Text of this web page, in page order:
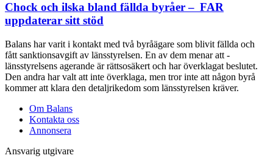
Chock och ilska bland fällda byråer – FAR
uppdaterar sitt stöd
Balans har varit i kontakt med två byråägare som blivit fällda och
fått sanktionsavgift av länsstyrelsen. En av dem menar att ­
länsstyrelsens agerande är rättsosäkert och har överklagat beslutet.
Den andra har valt att inte överklaga, men tror inte att någon byrå
kommer att klara den detaljrikedom som länsstyrelsen kräver.
Om Balans
Kontakta oss
Annonsera
Ansvarig utgivare